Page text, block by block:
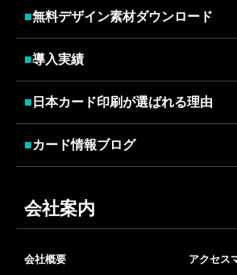
■無料デザイン素材ダウンロード
■導入実績
■ 日本カード印刷が選ばれる理由
■カード情報ブログ
会社案内
会社概要 アクセス